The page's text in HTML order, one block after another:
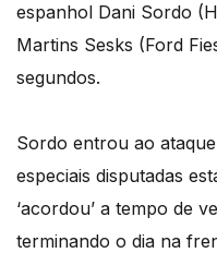
espanhol Dani Sordo
Martins Sesks (Ford
segundos.
Sordo entrou ao
especiais disputadas
‘acordou’ a tempo de
terminando o dia na